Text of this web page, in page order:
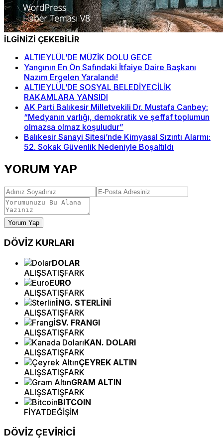
İLGİNİZİ ÇEKEBİLİR
ALTIEYLÜL’DE MÜZİK DOLU GECE
Yangının En Ön Safındaki İtfaiye Daire Başkanı
Nazım Ergelen Yaralandı!
ALTIEYLÜL’DE SOSYAL BELEDİYECİLİK
RAKAMLARA YANSIDI
AK Parti Balıkesir Milletvekili Dr. Mustafa Canbey:
“Medyanın varlığı, demokratik ve şeffaf toplumun
olmazsa olmaz koşuludur”
Balıkesir Sanayi Sitesi’nde Kimyasal Sızıntı Alarmı:
52. Sokak Güvenlik Nedeniyle Boşaltıldı
YORUM YAP
Yorum Yap
DÖVİZ KURLARI
DOLAR
ALIŞSATIŞFARK
EURO
ALIŞSATIŞFARK
İNG. STERLİNİ
ALIŞSATIŞFARK
İSV. FRANGI
ALIŞSATIŞFARK
KAN. DOLARI
ALIŞSATIŞFARK
ÇEYREK ALTIN
ALIŞSATIŞFARK
GRAM ALTIN
ALIŞSATIŞFARK
BITCOIN
FİYATDEĞİŞİM
DÖVİZ ÇEVİRİCİ